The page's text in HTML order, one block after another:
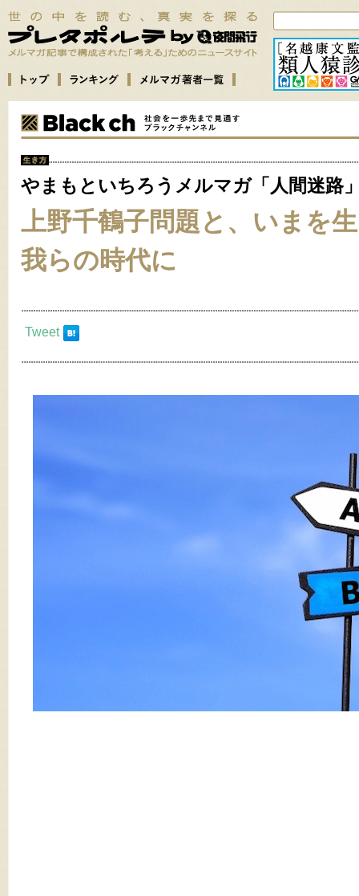
やまもといちろうメルマガ「人間迷路
上野千鶴子問題と、いまを
我らの時代に
Tweet